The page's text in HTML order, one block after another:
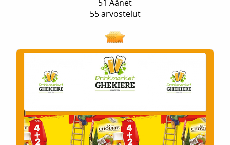
51 Äänet
55 arvostelut